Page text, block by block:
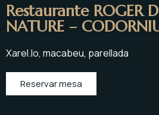
Restaurante ROGER
NATURE –
Xarel.lo, macabeu, parellada
Reservar mesa